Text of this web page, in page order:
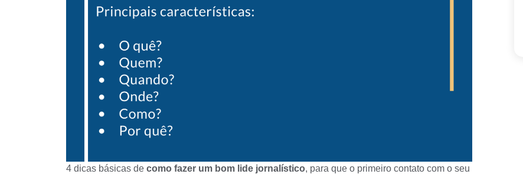
4 dicas básicas de como fazer um bom lide jornalístico, para que o primeiro contato com o seu